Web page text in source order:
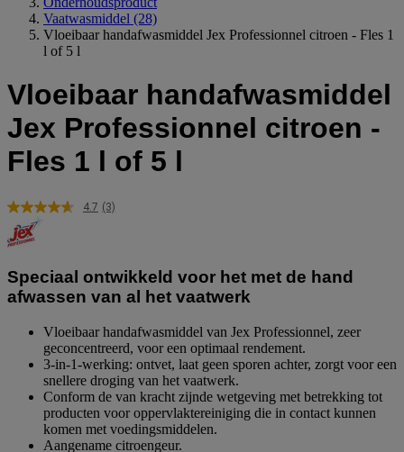
Vaatwasmiddel (28)
Vloeibaar handafwasmiddel Jex Professionnel citroen - Fles 1
l of 5 l
Vloeibaar handafwasmiddel
Jex Professionnel citroen -
Fles 1 l of 5 l
4.7 Lees
paginalink.
(3)
Speciaal ontwikkeld voor het met de hand
afwassen van al het vaatwerk
Vloeibaar handafwasmiddel van Jex Professionnel, zeer
geconcentreerd, voor een optimaal rendement.
3-in-1-werking: ontvet, laat geen sporen achter, zorgt voor een
snellere droging van het vaatwerk.
Conform de van kracht zijnde wetgeving met betrekking tot
producten voor oppervlaktereiniging die in contact kunnen
komen met voedingsmiddelen.
Aangename citroengeur.